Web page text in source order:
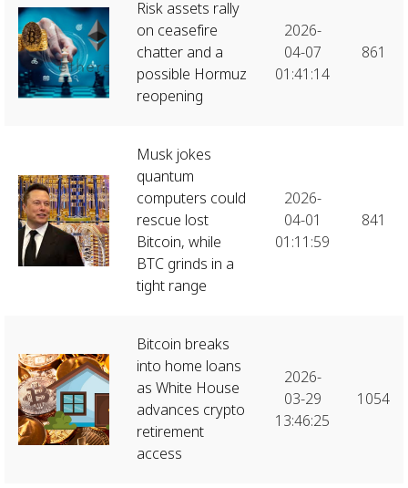
Risk assets rally
on ceasefire
chatter and a
possible Hormuz
reopening
2026-
04-07
01:41:14
861
Musk jokes
quantum
computers could
rescue lost
Bitcoin, while
BTC grinds in a
tight range
2026-
04-01
01:11:59
841
Bitcoin breaks
into home loans
as White House
advances crypto
retirement
access
2026-
03-29
13:46:25
1054